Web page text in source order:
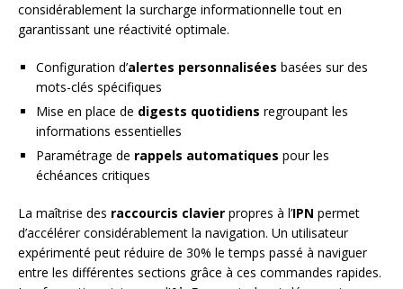
considérablement la surcharge informationnelle tout en
garantissant une réactivité optimale.
Configuration d’alertes personnalisées basées sur des
mots-clés spécifiques
Mise en place de digests quotidiens regroupant les
informations essentielles
Paramétrage de rappels automatiques pour les
échéances critiques
La maîtrise des raccourcis clavier propres à l’IPN permet
d’accélérer considérablement la navigation. Un utilisateur
expérimenté peut réduire de 30% le temps passé à naviguer
entre les différentes sections grâce à ces commandes rapides.